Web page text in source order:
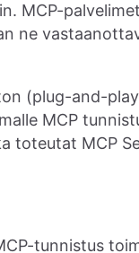
MCP-
ne
(plug-and-
MCP
toteutat MCP
tunnistus